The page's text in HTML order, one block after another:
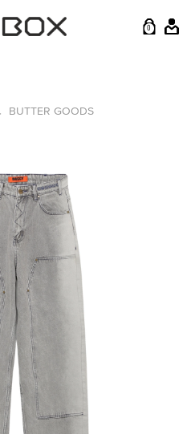
0
BUTTER GOODS